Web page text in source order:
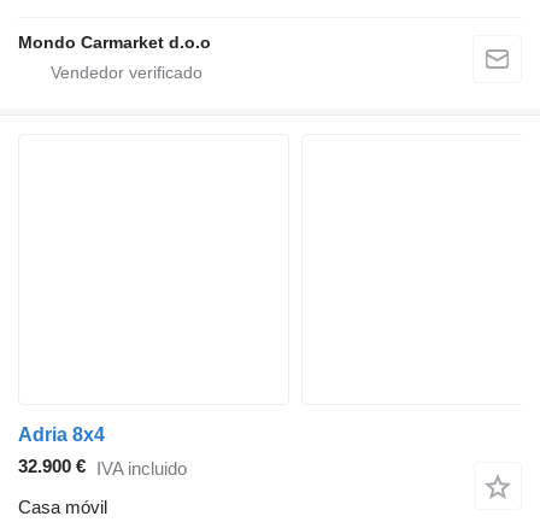
Mondo Carmarket d.o.o
Adria 8x4
32.900 € IVA incluido
Casa móvil